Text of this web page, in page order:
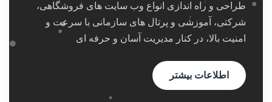
طراحی و راه اندازی انواع وب سایت های فروشگاهی،
شرکتی، آموزشی و پرتال های سازمانی با سرعت و
امنیت بالا، در کنار مدیریت آسان و حرفه ای
اطلاعات بیشتر